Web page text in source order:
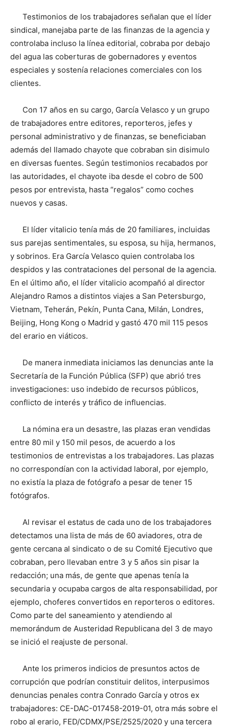
Testimonios de los trabajadores señalan que el líder
sindical, manejaba parte de las finanzas de la agencia y
controlaba incluso la línea editorial, cobraba por debajo
del agua las coberturas de gobernadores y eventos
especiales y sostenía relaciones comerciales con los
clientes.
Con 17 años en su cargo, García Velasco y un grupo
de trabajadores entre editores, reporteros, jefes y
personal administrativo y de finanzas, se beneficiaban
además del llamado chayote que cobraban sin disimulo
en diversas fuentes. Según testimonios recabados por
las autoridades, el chayote iba desde el cobro de 500
pesos por entrevista, hasta “regalos” como coches
nuevos y casas.
El líder vitalicio tenía más de 20 familiares, incluidas
sus parejas sentimentales, su esposa, su hija, hermanos,
y sobrinos. Era García Velasco quien controlaba los
despidos y las contrataciones del personal de la agencia.
En el último año, el líder vitalicio acompañó al director
Alejandro Ramos a distintos viajes a San Petersburgo,
Vietnam, Teherán, Pekín, Punta Cana, Milán, Londres,
Beijing, Hong Kong o Madrid y gastó 470 mil 115 pesos
del erario en viáticos.
De manera inmediata iniciamos las denuncias ante la
Secretaría de la Función Pública (SFP) que abrió tres
investigaciones: uso indebido de recursos públicos,
conflicto de interés y tráfico de influencias.
La nómina era un desastre, las plazas eran vendidas
entre 80 mil y 150 mil pesos, de acuerdo a los
testimonios de entrevistas a los trabajadores. Las plazas
no correspondían con la actividad laboral, por ejemplo,
no existía la plaza de fotógrafo a pesar de tener 15
fotógrafos.
Al revisar el estatus de cada uno de los trabajadores
detectamos una lista de más de 60 aviadores, otra de
gente cercana al sindicato o de su Comité Ejecutivo que
cobraban, pero llevaban entre 3 y 5 años sin pisar la
redacción; una más, de gente que apenas tenía la
secundaria y ocupaba cargos de alta responsabilidad, por
ejemplo, choferes convertidos en reporteros o editores.
Como parte del saneamiento y atendiendo al
memorándum de Austeridad Republicana del 3 de mayo
se inició el reajuste de personal.
Ante los primeros indicios de presuntos actos de
corrupción que podrían constituir delitos, interpusimos
denuncias penales contra Conrado García y otros ex
trabajadores: CE-DAC-017458-2019-01, otra más sobre el
robo al erario, FED/CDMX/PSE/2525/2020 y una tercera